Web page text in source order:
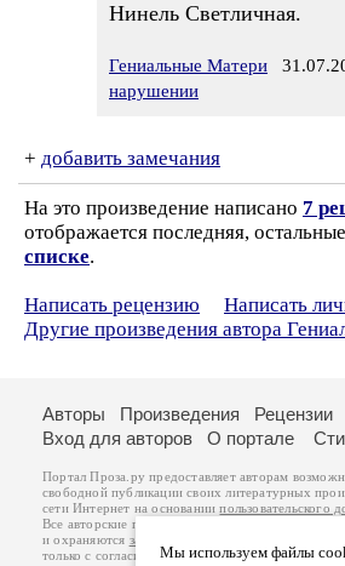
Нинель Светличная.
Гениальные Матери
нарушении
+ добавить замечания
На это произведение написано 7
отображается последняя,
списке.
Написать рецензию
Написать
Другие произведения автора
Мы используем файлы
Авторы Произведения Рецензии
Вход для авторов
О портале
Портал Проза.ру предоставляет авторам
свободной публикации своих литературных
сети Интернет на основаниипользовательского
Все авторские права на произведения
и охраняются законом
. Перепечатка
только с согласия его автора, к которому вы